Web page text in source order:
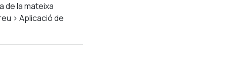
de la mateixa
> Aplicació de